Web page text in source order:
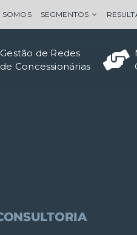
SOMOS SEGMENTOS
Gestão de Redes
de Concessionárias